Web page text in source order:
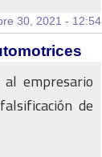
30, 2021 - 12:54
empresario
de